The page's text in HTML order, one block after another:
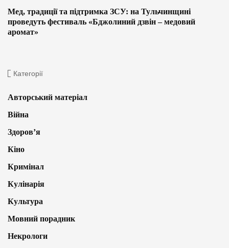
Мед, традиції та підтримка ЗСУ: на Тульчинщині
проведуть фестиваль «Бджолиний дзвін – медовий
аромат»
Категорії
Авторський матеріал
Війна
Здоров’я
Кіно
Кримінал
Кулінарія
Культура
Мовний порадник
Некрологи